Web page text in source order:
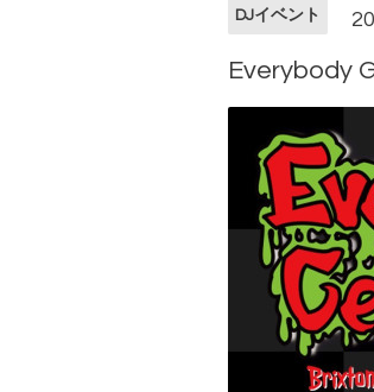
DJイベント
Everybody